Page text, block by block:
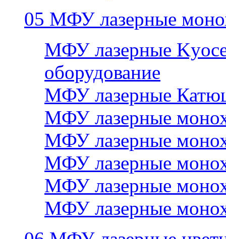
05 МФУ лазерные
МФУ лазерные
оборудование
МФУ лазерные
МФУ лазерные
МФУ лазерные
МФУ лазерные
МФУ лазерные
МФУ лазерные